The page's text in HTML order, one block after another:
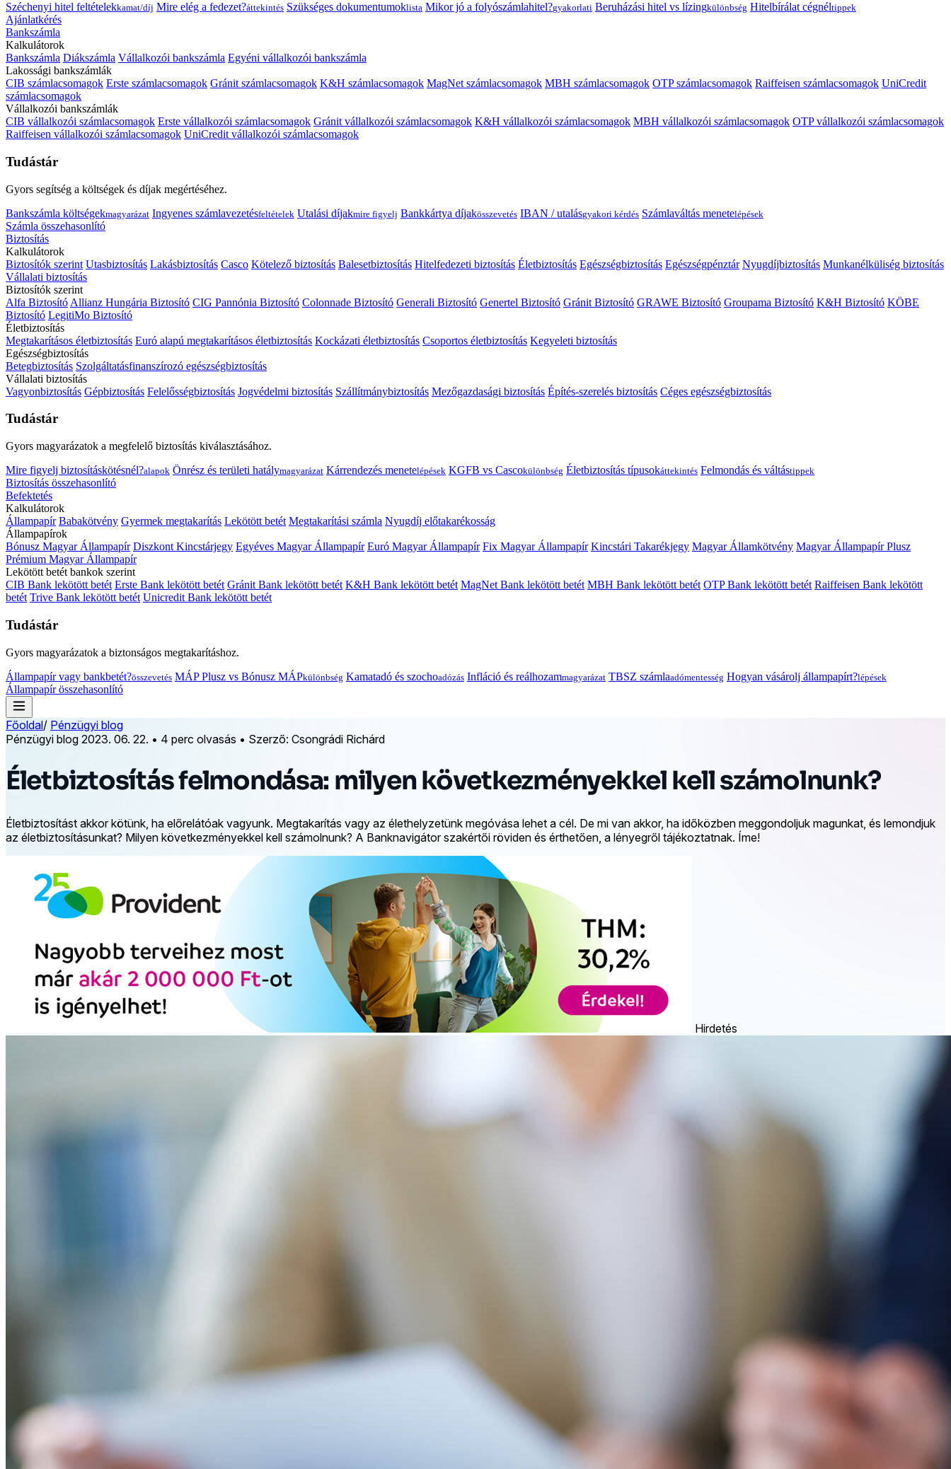
Széchenyi hitel feltételekkamat/díj Mire elég a fedezet?áttekintés Szükséges dokumentumoklista Mikor jó a folyószámlahitel?gyakorlati Beruházási hitel vs lízingkülönbség Hitelbírálat cégnéltippek
Ajánlatkérés
Bankszámla
Kalkulátorok
Bankszámla Diákszámla Vállalkozói bankszámla Egyéni vállalkozói bankszámla
Lakossági bankszámlák
CIB számlacsomagok Erste számlacsomagok Gránit számlacsomagok K&H számlacsomagok MagNet számlacsomagok MBH számlacsomagok OTP számlacsomagok Raiffeisen számlacsomagok UniCredit
számlacsomagok
Vállalkozói bankszámlák
CIB vállalkozói számlacsomagok Erste vállalkozói számlacsomagok Gránit vállalkozói számlacsomagok K&H vállalkozói számlacsomagok MBH vállalkozói számlacsomagok OTP vállalkozói számlacsomagok
Raiffeisen vállalkozói számlacsomagok UniCredit vállalkozói számlacsomagok
Tudástár
Gyors segítség a költségek és díjak megértéséhez.
Bankszámla költségekmagyarázat Ingyenes számlavezetésfeltételek Utalási díjakmire figyelj Bankkártya díjakösszevetés IBAN / utalásgyakori kérdés Számlaváltás menetelépések
Számla összehasonlító
Biztosítás
Kalkulátorok
Biztosítók szerint Utasbiztosítás Lakásbiztosítás Casco Kötelező biztosítás Balesetbiztosítás Hitelfedezeti biztosítás Életbiztosítás Egészségbiztosítás Egészségpénztár Nyugdíjbiztosítás Munkanélküliség biztosítás
Vállalati biztosítás
Biztosítók szerint
Alfa Biztosító Allianz Hungária Biztosító CIG Pannónia Biztosító Colonnade Biztosító Generali Biztosító Genertel Biztosító Gránit Biztosító GRAWE Biztosító Groupama Biztosító K&H Biztosító KÖBE
Biztosító LegitiMo Biztosító
Életbiztosítás
Megtakarításos életbiztosítás Euró alapú megtakarításos életbiztosítás Kockázati életbiztosítás Csoportos életbiztosítás Kegyeleti biztosítás
Egészségbiztosítás
Betegbiztosítás Szolgáltatásfinanszírozó egészségbiztosítás
Vállalati biztosítás
Vagyonbiztosítás Gépbiztosítás Felelősségbiztosítás Jogvédelmi biztosítás Szállítmánybiztosítás Mezőgazdasági biztosítás Építés-szerelés biztosítás Céges egészségbiztosítás
Tudástár
Gyors magyarázatok a megfelelő biztosítás kiválasztásához.
Mire figyelj biztosításkötésnél?alapok Önrész és területi hatálymagyarázat Kárrendezés menetelépések KGFB vs Cascokülönbség Életbiztosítás típusokáttekintés Felmondás és váltástippek
Biztosítás összehasonlító
Befektetés
Kalkulátorok
Állampapír Babakötvény Gyermek megtakarítás Lekötött betét Megtakarítási számla Nyugdíj előtakarékosság
Állampapírok
Bónusz Magyar Állampapír Diszkont Kincstárjegy Egyéves Magyar Állampapír Euró Magyar Állampapír Fix Magyar Állampapír Kincstári Takarékjegy Magyar Államkötvény Magyar Állampapír Plusz
Prémium Magyar Állampapír
Lekötött betét bankok szerint
CIB Bank lekötött betét Erste Bank lekötött betét Gránit Bank lekötött betét K&H Bank lekötött betét MagNet Bank lekötött betét MBH Bank lekötött betét OTP Bank lekötött betét Raiffeisen Bank lekötött
betét Trive Bank lekötött betét Unicredit Bank lekötött betét
Tudástár
Gyors magyarázatok a biztonságos megtakarításhoz.
Állampapír vagy bankbetét?összevetés MÁP Plusz vs Bónusz MÁPkülönbség Kamatadó és szochoadózás Infláció és reálhozammagyarázat TBSZ számlaadómentesség Hogyan vásárolj állampapírt?lépések
Állampapír összehasonlító
Főoldal/ Pénzügyi blog
Pénzügyi blog 2023. 06. 22. • 4 perc olvasás • Szerző: Csongrádi Richárd
Életbiztosítás felmondása: milyen következményekkel kell számolnunk?
Életbiztosítást akkor kötünk, ha előrelátóak vagyunk. Megtakarítás vagy az élethelyzetünk megóvása lehet a cél. De mi van akkor, ha időközben meggondoljuk magunkat, és lemondjuk
az életbiztosításunkat? Milyen következményekkel kell számolnunk? A Banknavigátor szakértői röviden és érthetően, a lényegről tájékoztatnak. Íme!
Hirdetés